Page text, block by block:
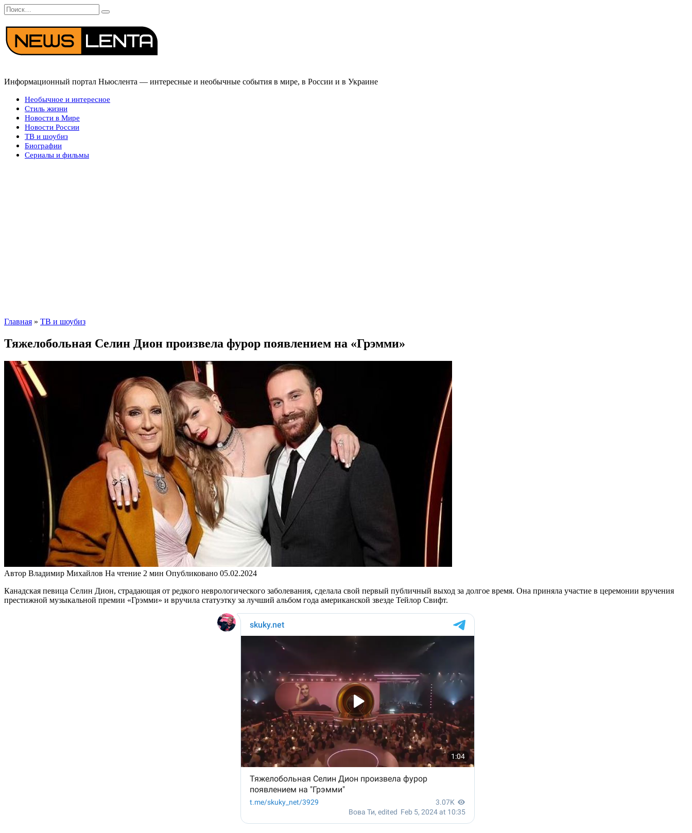
Перейти
к
содержанию
Search
for:
Информационный портал Ньюслента — интересные и необычные события в мире, в России и в Украине
Необычное и интересное
Стиль жизни
Новости в Мире
Новости России
ТВ и шоубиз
Биографии
Сериалы и фильмы
Главная » ТВ и шоубиз
Тяжелобольная Селин Дион произвела фуpop появлением на «Грэмми»
Автор Владимир Михайлов На чтение 2 мин Опубликовано 05.02.2024
Канадская певица Селин Дион, страдающая от редкого неврологического заболевания, сделала свой первый публичный выход за долгое время. Она приняла участие в церемонии вручения
престижной музыкальной премии «Грэмми» и вручила статуэтку за лучший альбом года американской звезде Тейлор Свифт.